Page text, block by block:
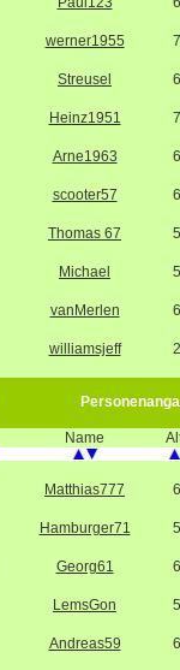
werner1955
Streusel
Heinz1951
Arne1963
scooter57
Thomas 67
Michael
vanMerlen
williamsjeff
Name
Matthias777
Hamburger71
Georg61
LemsGon
Andreas59